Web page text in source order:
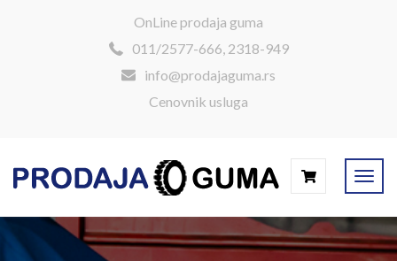
OnLine prodaja guma
011/2577-666, 2318-949
info@prodajaguma.rs
Cenovnik usluga